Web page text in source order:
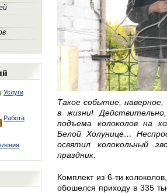
Услуги
Работа
Такое событие,
в жизни!
подъема колоколов на
Белой Холунице…
освятил колокольный
праздник.
Комплект из 6-ти
обошелся приходу в 335